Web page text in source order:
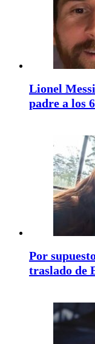
Lionel
padre a los
Por
traslado de